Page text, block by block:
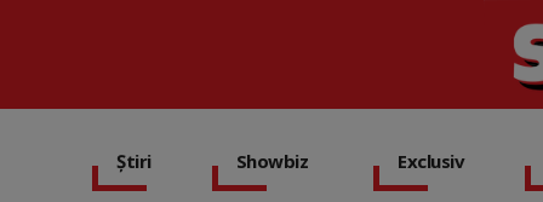
Știri Showbiz Exclusiv